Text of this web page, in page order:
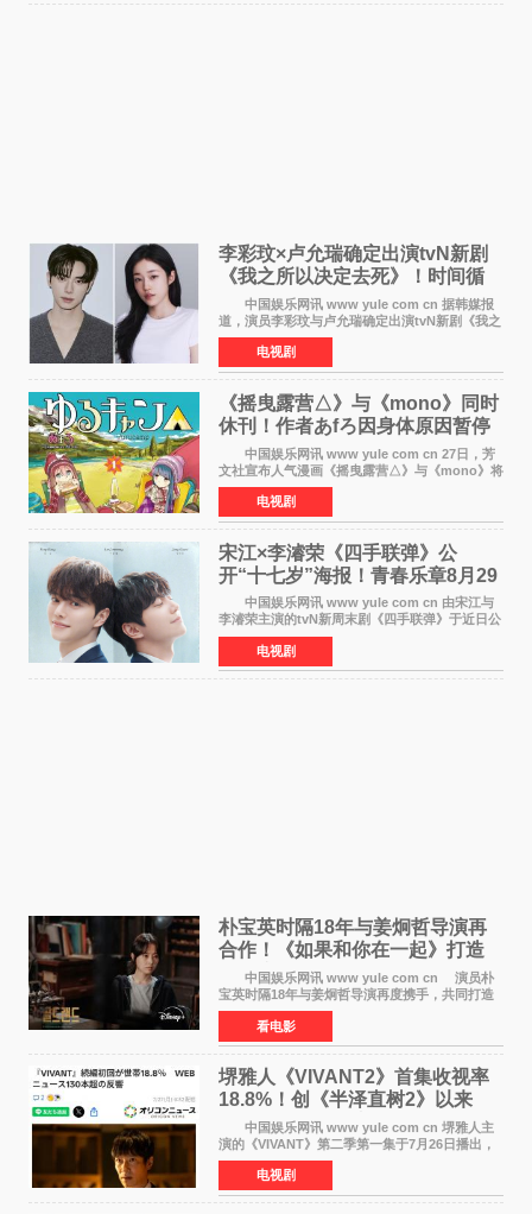
李彩玟×卢允瑞确定出演tvN新剧
《我之所以决定去死》！时间循
环青春爱情来袭
中国娱乐网讯 www yule com cn 据韩媒报
道，演员李彩玟与卢允瑞确定出演tvN新剧《我之
所以决定去死》，分别担任男女主角。该剧预计
将于明年播出，引发观众期待。 本剧改编自
NAVER同名人气
电视剧
《摇曳露营△》与《mono》同时
休刊！作者あfろ因身体原因暂停
双连载
中国娱乐网讯 www yule com cn 27日，芳
文社宣布人气漫画《摇曳露营△》与《mono》将
暂停连载一段时间，原因是漫画家あfろ身体状况
不佳。 编辑部表示：一直承蒙各位对
《mono》的喜爱，
电视剧
宋江×李濬荣《四手联弹》公
开“十七岁”海报！青春乐章8月29
日奏响
中国娱乐网讯 www yule com cn 由宋江与
李濬荣主演的tvN新周末剧《四手联弹》于近日公
开十七岁版海报，以充满青春气息的画面再度点
燃观众期待。 海报中，宋江与李濬荣并肩站
在音乐教室的
电视剧
朴宝英时隔18年与姜炯哲导演再
合作！《如果和你在一起》打造
奇幻浪漫喜剧
中国娱乐网讯 www yule com cn 演员朴
宝英时隔18年与姜炯哲导演再度携手，共同打造
备受期待的浪漫喜剧新作《如果和你在一起》
（暂定名）。据OSEN报道，朴宝英将出演该片
女主角，自2008年《
看电影
堺雅人《VIVANT2》首集收视率
18.8%！创《半泽直树2》以来
TBS周日剧场最高开局
中国娱乐网讯 www yule com cn 堺雅人主
演的《VIVANT》第二季第一集于7月26日播出，
首集收视率高达18 8%，成为自2020年《半泽直
树2》首集22%以来，TBS周日剧场最高开播收视
纪录。 考虑到
电视剧